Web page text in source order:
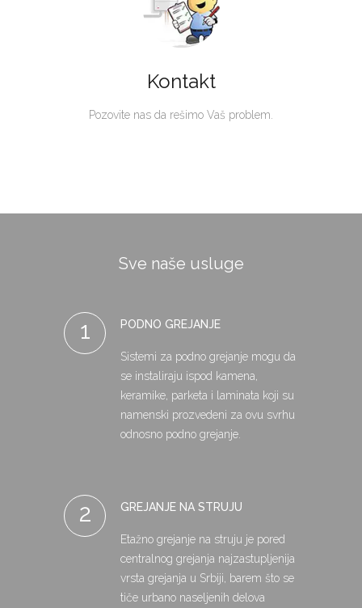
Kontakt
Pozovite nas da rešimo Vaš problem.
Sve naše usluge
1 PODNO GREJANJE
Sistemi za podno grejanje mogu da
se instaliraju ispod kamena,
keramike, parketa i laminata koji su
namenski prozvedeni za ovu svrhu
odnosno podno grejanje.
2 GREJANJE NA STRUJU
Etažno grejanje na struju je pored
centralnog grejanja najzastupljenija
vrsta grejanja u Srbiji, barem što se
tiče urbano naseljenih delova